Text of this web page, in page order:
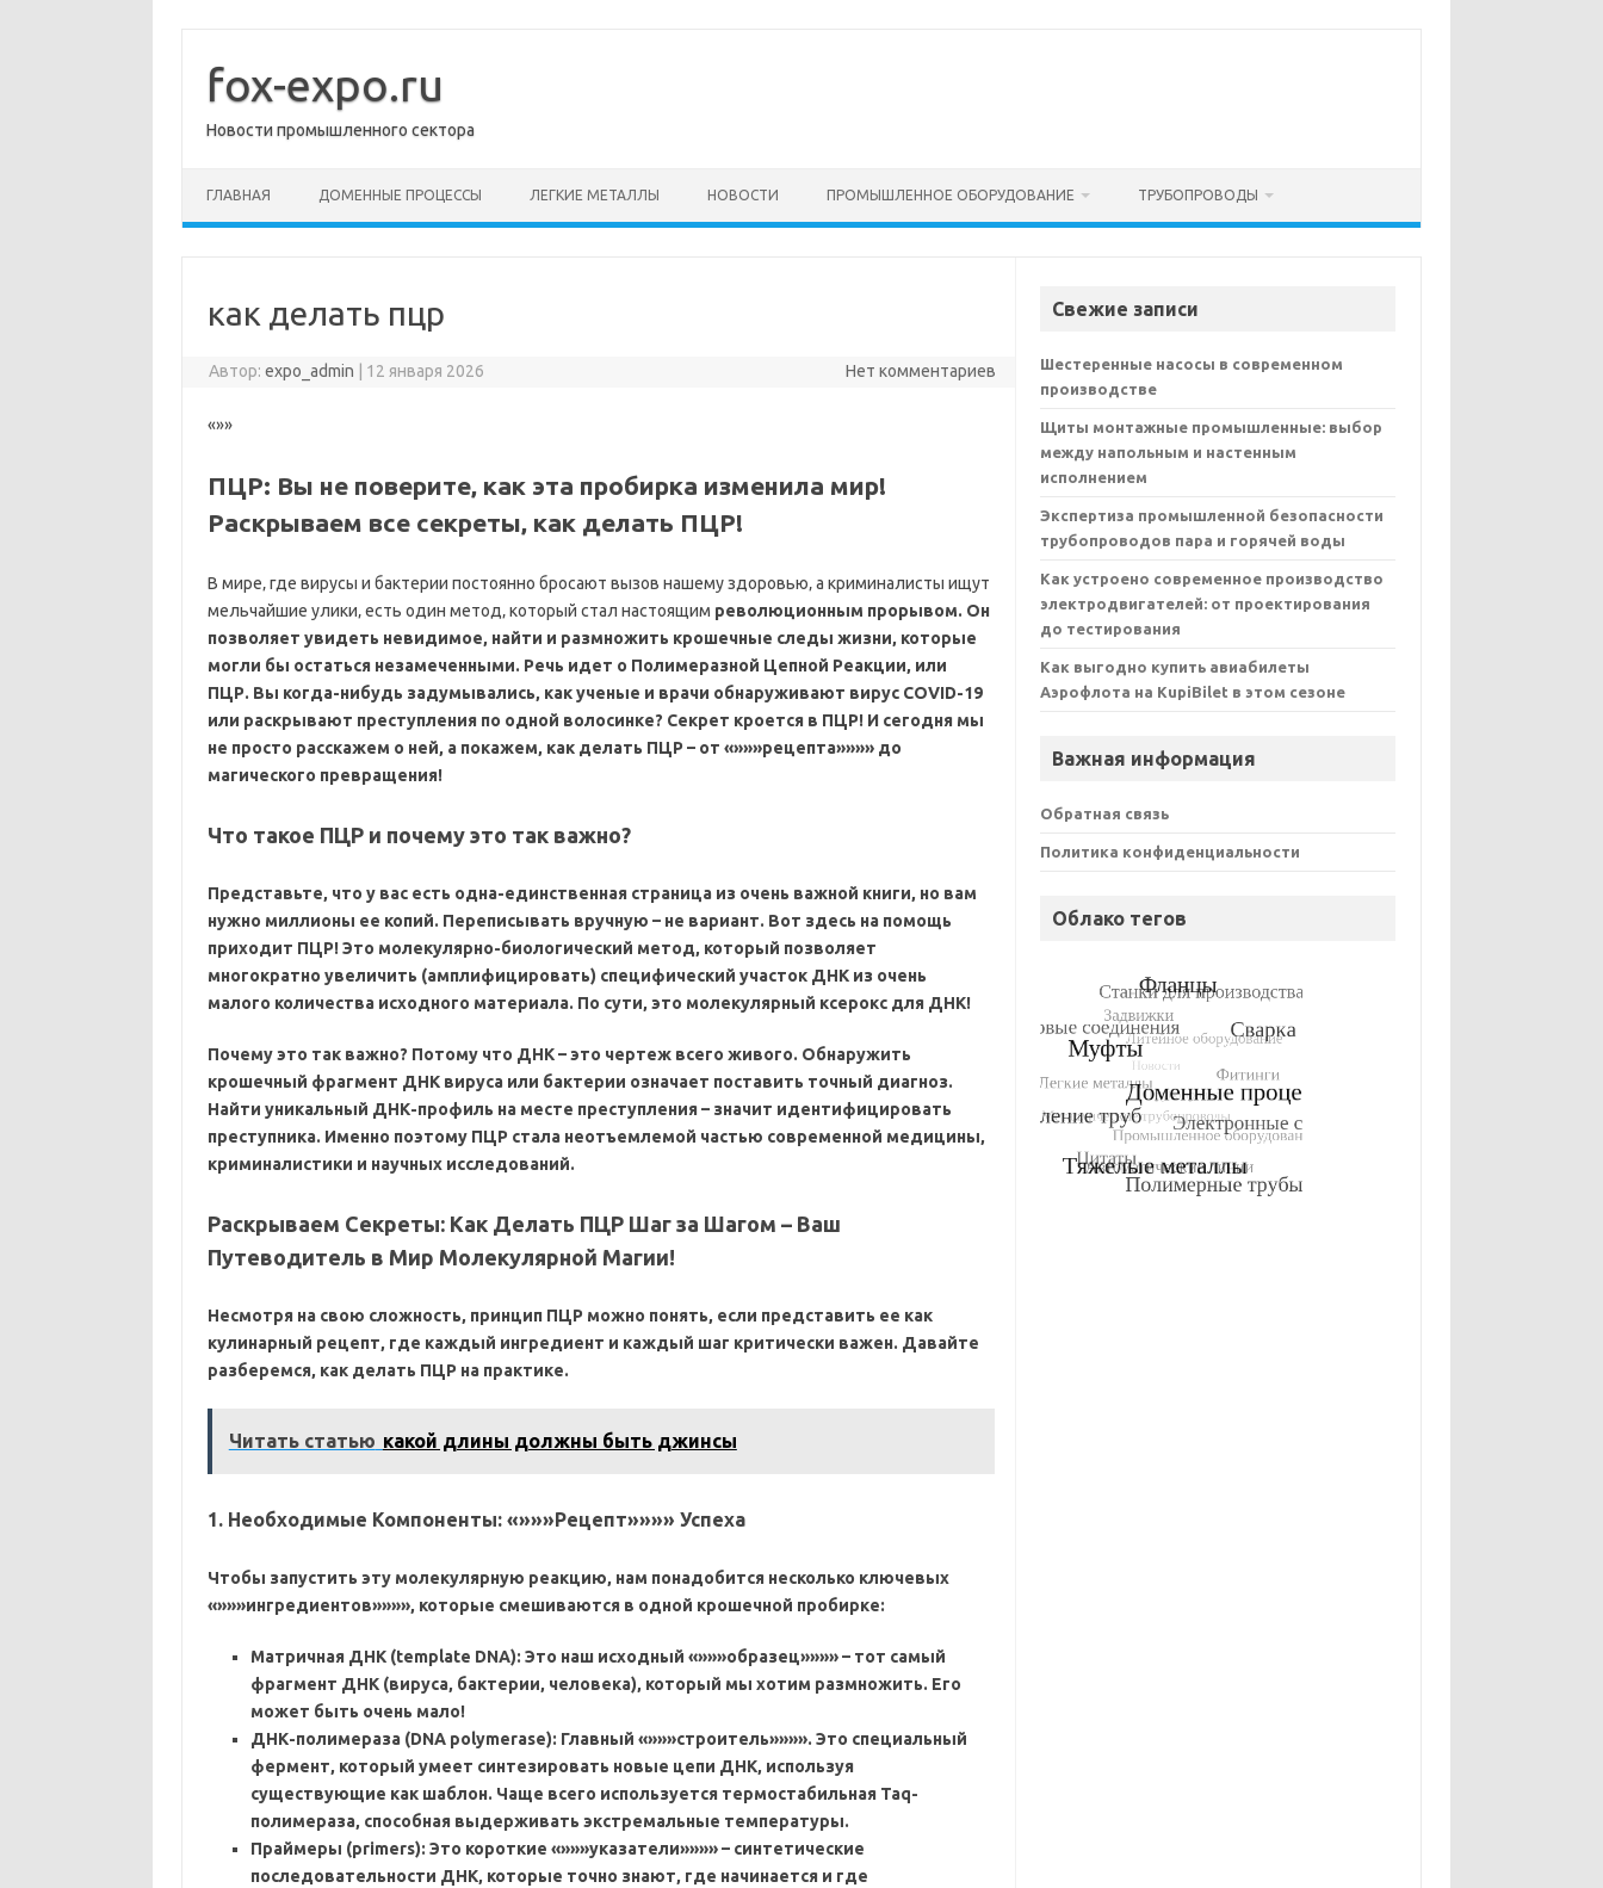
содержимому
fox-expo.ru
Новости промышленного сектора
ГЛАВНАЯ ДОМЕННЫЕ ПРОЦЕССЫ ЛЕГКИЕ МЕТАЛЛЫ НОВОСТИ ПРОМЫШЛЕННОЕ ОБОРУДОВАНИЕ ТРУБОПРОВОДЫ
как делать пцр
Автор:expo_admin 12 января 2026 Нет комментариев
«»»
ПЦР: Вы не поверите‚ как эта пробирка изменила мир!
Раскрываем все секреты‚ как делать ПЦР!
В мире‚ где вирусы и бактерии постоянно бросают вызов нашему здоровью‚ а криминалисты ищут
мельчайшие улики‚ есть один метод‚ который стал настоящим революционным прорывом. Он
позволяет увидеть невидимое‚ найти и размножить крошечные следы жизни‚ которые
могли бы остаться незамеченными. Речь идет о Полимеразной Цепной Реакции‚ или
ПЦР. Вы когда-нибудь задумывались‚ как ученые и врачи обнаруживают вирус COVID-19
или раскрывают преступления по одной волосинке? Секрет кроется в ПЦР! И сегодня мы
не просто расскажем о ней‚ а покажем‚ как делать ПЦР – от «»»»рецепта»»»» до
магического превращения!
Что такое ПЦР и почему это так важно?
Представьте‚ что у вас есть одна-единственная страница из очень важной книги‚ но вам
нужно миллионы ее копий. Переписывать вручную – не вариант. Вот здесь на помощь
приходит ПЦР! Это молекулярно-биологический метод‚ который позволяет
многократно увеличить (амплифицировать) специфический участок ДНК из очень
малого количества исходного материала. По сути‚ это молекулярный ксерокс для ДНК!
Почему это так важно? Потому что ДНК – это чертеж всего живого. Обнаружить
крошечный фрагмент ДНК вируса или бактерии означает поставить точный диагноз.
Найти уникальный ДНК-профиль на месте преступления – значит идентифицировать
преступника. Именно поэтому ПЦР стала неотъемлемой частью современной медицины‚
криминалистики и научных исследований.
Раскрываем Секреты: Как Делать ПЦР Шаг за Шагом – Ваш
Путеводитель в Мир Молекулярной Магии!
Несмотря на свою сложность‚ принцип ПЦР можно понять‚ если представить ее как
кулинарный рецепт‚ где каждый ингредиент и каждый шаг критически важен. Давайте
разберемся‚ как делать ПЦР на практике.
Читать статью какой длины должны быть джинсы
1. Необходимые Компоненты: «»»»Рецепт»»»» Успеха
Чтобы запустить эту молекулярную реакцию‚ нам понадобится несколько ключевых
«»»»ингредиентов»»»»‚ которые смешиваются в одной крошечной пробирке:
Матричная ДНК (template DNA): Это наш исходный «»»»образец»»»» – тот самый
фрагмент ДНК (вируса‚ бактерии‚ человека)‚ который мы хотим размножить. Его
может быть очень мало!
ДНК-полимераза (DNA polymerase): Главный «»»»строитель»»»». Это специальный
фермент‚ который умеет синтезировать новые цепи ДНК‚ используя
существующие как шаблон. Чаще всего используется термостабильная Taq-
полимераза‚ способная выдерживать экстремальные температуры.
Праймеры (primers): Это короткие «»»»указатели»»»» – синтетические
последовательности ДНК‚ которые точно знают‚ где начинается и где
Свежие записи
Шестеренные насосы в современном
производстве
Щиты монтажные промышленные: выбор
между напольным и настенным
исполнением
Экспертиза промышленной безопасности
трубопроводов пара и горячей воды
Как устроено современное производство
электродвигателей: от проектирования
до тестирования
Как выгодно купить авиабилеты
Аэрофлота на KupiBilet в этом сезоне
Важная информация
Обратная связь
Политика конфиденциальности
Облако тегов